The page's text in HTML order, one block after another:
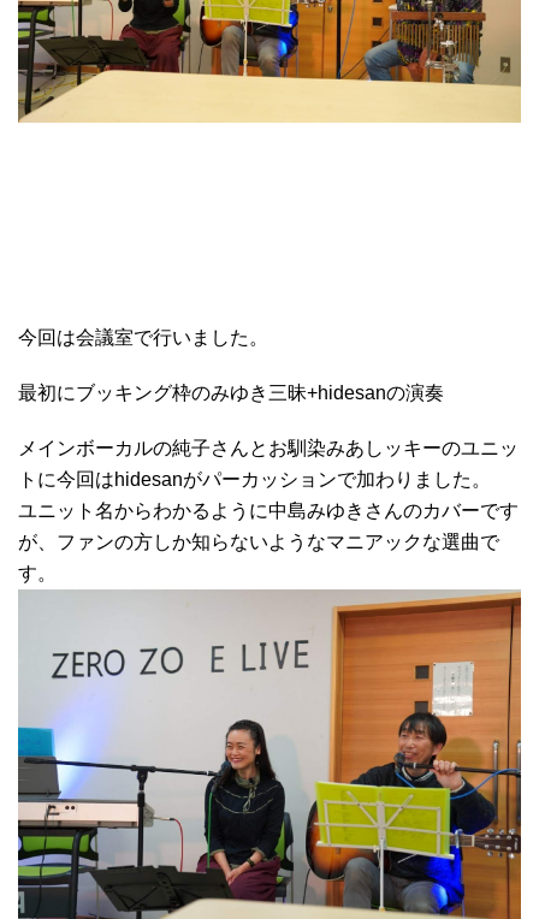
今回は会議室で行いました。
最初にブッキング枠のみゆき三昧+hidesanの演奏
メインボーカルの純子さんとお馴染みあしッキーのユニッ
トに今回はhidesanがパーカッションで加わりました。
ユニット名からわかるように中島みゆきさんのカバーです
が、ファンの方しか知らないようなマニアックな選曲で
す。